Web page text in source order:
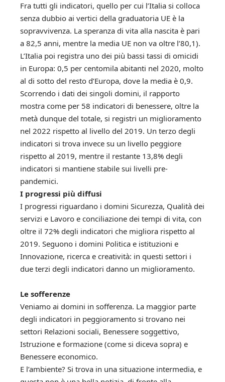
Fra tutti gli indicatori, quello per cui l’Italia si colloca
senza dubbio ai vertici della graduatoria UE è la
sopravvivenza. La speranza di vita alla nascita è pari
a 82,5 anni, mentre la media UE non va oltre l’80,1).
L’Italia poi registra uno dei più bassi tassi di omicidi
in Europa: 0,5 per centomila abitanti nel 2020, molto
al di sotto del resto d’Europa, dove la media è 0,9.
Scorrendo i dati dei singoli domini, il rapporto
mostra come per 58 indicatori di benessere, oltre la
metà dunque del totale, si registri un miglioramento
nel 2022 rispetto al livello del 2019. Un terzo degli
indicatori si trova invece su un livello peggiore
rispetto al 2019, mentre il restante 13,8% degli
indicatori si mantiene stabile sui livelli pre-
pandemici.
I progressi più diffusi
I progressi riguardano i domini Sicurezza, Qualità dei
servizi e Lavoro e conciliazione dei tempi di vita, con
oltre il 72% degli indicatori che migliora rispetto al
2019. Seguono i domini Politica e istituzioni e
Innovazione, ricerca e creatività: in questi settori i
due terzi degli indicatori danno un miglioramento.
Le sofferenze
Veniamo ai domini in sofferenza. La maggior parte
degli indicatori in peggioramento si trovano nei
settori Relazioni sociali, Benessere soggettivo,
Istruzione e formazione (come si diceva sopra) e
Benessere economico.
E l’ambiente? Si trova in una situazione intermedia, e